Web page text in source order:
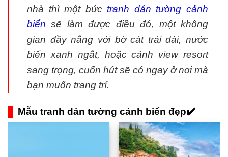
nhà thì một bứctranh dán tường cảnh
biển sẽ làm được điều đó, một không
gian đầy nắng với bờ cát trải dài, nước
biển xanh ngắt, hoặc cảnh view resort
sang trọng, cuốn hút sẽ có ngay ở nơi mà
bạn muốn trang trí.
Mẫu tranh dán tường cảnh biển đẹp✔️